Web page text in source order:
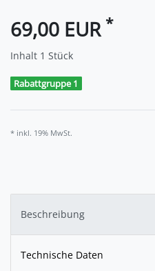
69,00 EUR *
Inhalt 1 Stück
Rabattgruppe 1
* inkl. 19% MwSt.
Beschreibung
Technische Daten